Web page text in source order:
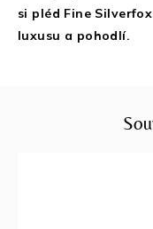
si pléd Fine
luxusu a pohodlí.